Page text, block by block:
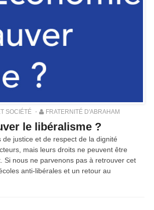
SOCIÉTÉ FRATERNITÉ D'ABRAHAM
le libéralisme ?
de justice et de respect de la dignité
mais leurs droits ne peuvent être
Si nous ne parvenons pas à retrouver cet
anti-libérales et un retour au